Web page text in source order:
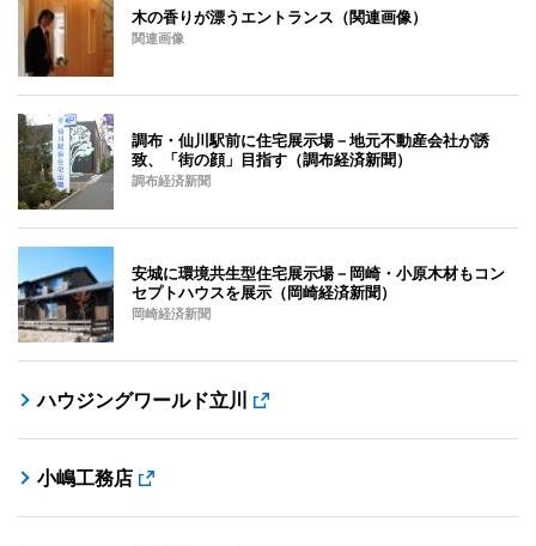
木の香りが漂うエントランス（関連画像）
関連画像
調布・仙川駅前に住宅展示場－地元不動産会社が誘
致、「街の顔」目指す（調布経済新聞）
調布経済新聞
安城に環境共生型住宅展示場－岡崎・小原木材もコン
セプトハウスを展示（岡崎経済新聞）
岡崎経済新聞
ハウジングワールド立川
小嶋工務店